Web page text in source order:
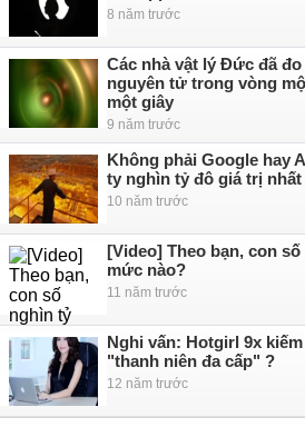
8 năm trước
Các nhà vật lý Đức đã
nguyên tử trong vòng
một giây
9 năm trước
Không phải Google hay
ty nghìn tỷ đô giá trị
10 năm trước
[Video] Theo bạn, con
mức nào?
11 năm trước
Nghi vấn: Hotgirl 9x
"thanh niên đa cấp" ?
12 năm trước